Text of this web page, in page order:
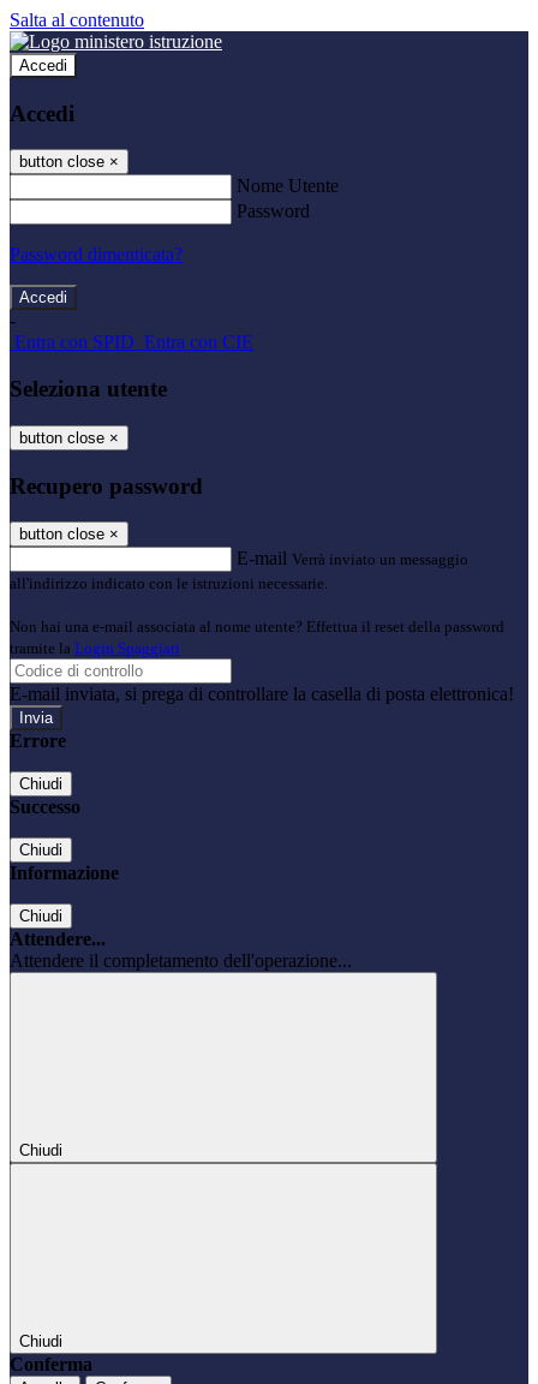
Salta al contenuto
Accedi
Accedi
button close ×
Nome Utente
Password
Password dimenticata?
-
Entra con SPID Entra con CIE
Seleziona utente
button close ×
Recupero password
button close ×
E-mail Verrà inviato un messaggio
all'indirizzo indicato con le istruzioni necessarie.
Non hai una e-mail associata al nome utente? Effettua il reset della password
tramite la Login Spaggiari
E-mail inviata, si prega di controllare la casella di posta elettronica!
Errore
Chiudi
Successo
Chiudi
Informazione
Chiudi
Attendere...
Attendere il completamento dell'operazione...
Chiudi
Chiudi
Conferma